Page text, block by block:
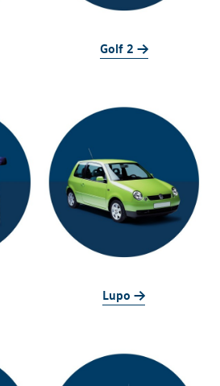
Golf 2 ->
Lupo ->